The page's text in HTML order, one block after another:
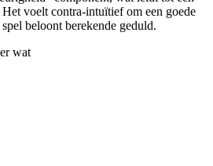
voelt contra-intuïtief om een goede
beloont berekende geduld.
wat